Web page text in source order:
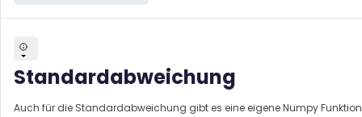
Standardabweichung
Auch für die Standardabweichung gibt es eine eigene Numpy